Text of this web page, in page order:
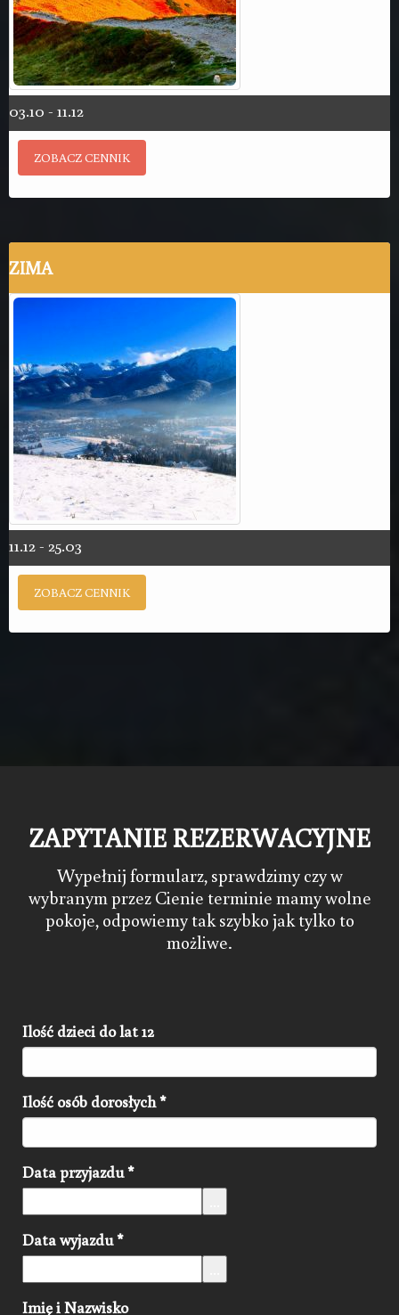
03.10 - 11.12
ZOBACZ CENNIK
ZIMA
11.12 - 25.03
ZOBACZ CENNIK
ZAPYTANIE REZERWACYJNE
Wypełnij formularz, sprawdzimy czy w
wybranym przez Cienie terminie mamy wolne
pokoje, odpowiemy tak szybko jak tylko to
możliwe.
Ilość dzieci do lat 12
Ilość osób dorosłych*
Data przyjazdu*
Data wyjazdu*
Imię i Nazwisko